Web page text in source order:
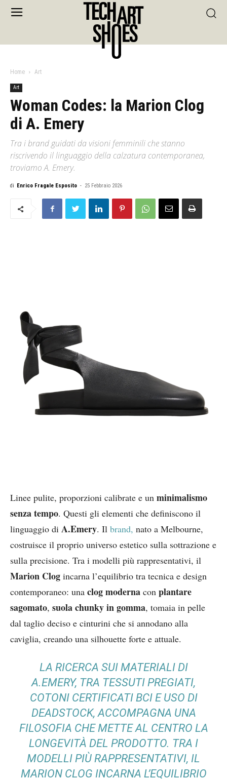
Home Art
Art
Woman Codes: la Marion Clog
di A. Emery
Tra i brand guidati da visioni femminili che stanno
riscrivendo il linguaggio della calzatura contemporanea,
troviamo A. Emery.
di Enrico Fragale Esposito - 25 Febbraio 2026
Linee pulite, proporzioni calibrate e un minimalismo
senza tempo. Questi gli elementi che definiscono il
linguaggio di A.Emery. Il brand, nato a Melbourne,
costruisce il proprio universo estetico sulla sottrazione e
sulla precisione. Tra i modelli più rappresentativi, il
Marion Clog incarna l’equilibrio tra tecnica e design
contemporaneo: una clog moderna con plantare
sagomato, suola chunky in gomma, tomaia in pelle
dal taglio deciso e cinturini che si annodano alla
caviglia, creando una silhouette forte e attuale.
LA RICERCA SUI MATERIALI DI
A.EMERY, TRA TESSUTI PREGIATI,
COTONI CERTIFICATI BCI E USO DI
DEADSTOCK, ACCOMPAGNA UNA
FILOSOFIA CHE METTE AL CENTRO LA
LONGEVITÀ DEL PRODOTTO. TRA I
MODELLI PIÙ RAPPRESENTATIVI, IL
MARION CLOG INCARNA L’EQUILIBRIO